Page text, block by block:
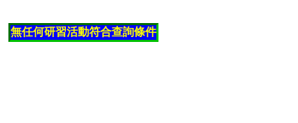
無任何研習活動符合查詢條件